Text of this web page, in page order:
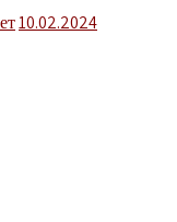
10.02.2024